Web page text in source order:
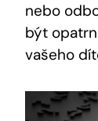
nebo
být
vašeho